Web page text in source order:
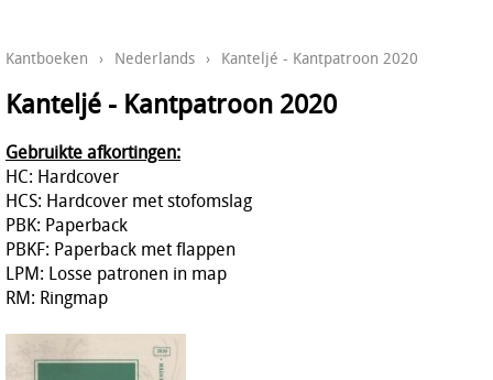
Kantboeken › Nederlands › Kanteljé - Kantpatroon 2020
Kanteljé - Kantpatroon 2020
Gebruikte afkortingen:
HC: Hardcover
HCS: Hardcover met stofomslag
PBK: Paperback
PBKF: Paperback met flappen
LPM: Losse patronen in map
RM: Ringmap